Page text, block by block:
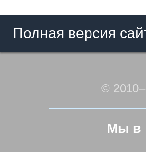
Полная версия
©
Мы в